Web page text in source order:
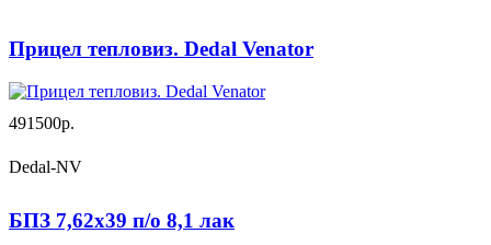
Прицел тепловиз. Dedal Venator
491500р.
Dedal-NV
БПЗ 7,62х39 п/о 8,1 лак